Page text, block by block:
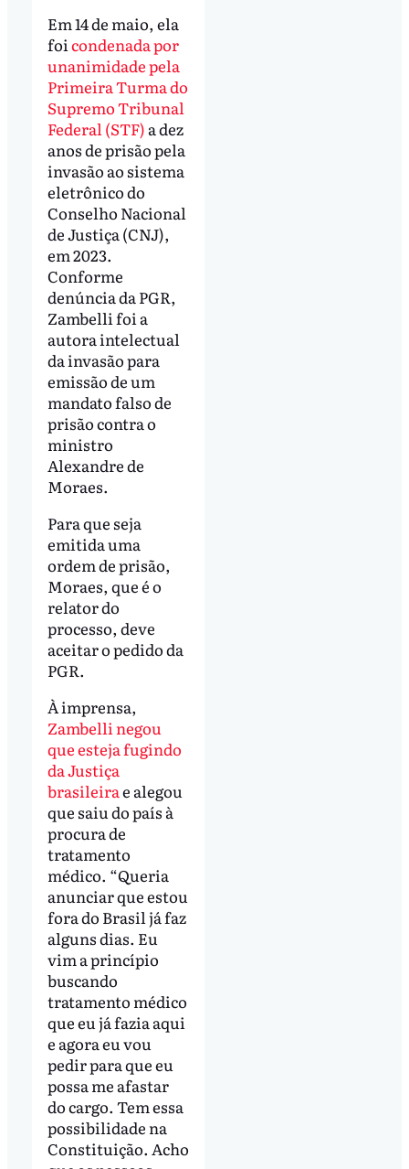
Em 14 de maio, ela
foi condenada por
unanimidade pela
Primeira Turma do
Supremo Tribunal
Federal (STF) a dez
anos de prisão pela
invasão ao sistema
eletrônico do
Conselho Nacional
de Justiça (CNJ),
em 2023.
Conforme
denúncia da PGR,
Zambelli foi a
autora intelectual
da invasão para
emissão de um
mandato falso de
prisão contra o
ministro
Alexandre de
Moraes.
Para que seja
emitida uma
ordem de prisão,
Moraes, que é o
relator do
processo, deve
aceitar o pedido da
PGR.
À imprensa,
Zambelli negou
que esteja fugindo
da Justiça
brasileirae alegou
que saiu do país à
procura de
tratamento
médico. “Queria
anunciar que estou
fora do Brasil já faz
alguns dias. Eu
vim a princípio
buscando
tratamento médico
que eu já fazia aqui
e agora eu vou
pedir para que eu
possa me afastar
do cargo. Tem essa
possibilidade na
Constituição. Acho